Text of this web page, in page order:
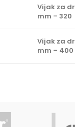
Vijak za
mm – 320
Vijak za
mm – 400